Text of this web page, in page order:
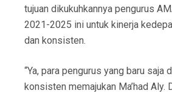
tujuan dikukuhkannya pengurus
2021-2025 ini untuk kinerja
dan konsisten.
“Ya, para pengurus yang baru saja
konsisten memajukan Ma’had Aly.